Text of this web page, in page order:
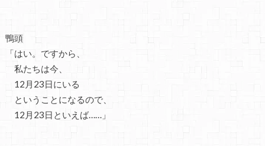
鴨頭
「はい。ですから、
私たちは今、
12月23日にいる
ということになるので、
12月23日といえば……」